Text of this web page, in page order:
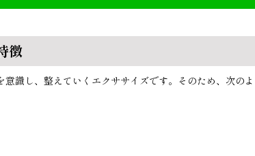
徴
識し、整えていくエクササイズです。そのため、次のよ